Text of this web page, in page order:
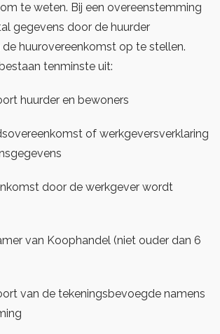
te weten. Bij een overeenstemming
gegevens door de huurder
huurovereenkomst op te stellen.
tenminste uit:
huurder en bewoners
of werkgeversverklaring
door de werkgever wordt
van Koophandel (niet ouder dan 6
van de tekeningsbevoegde namens